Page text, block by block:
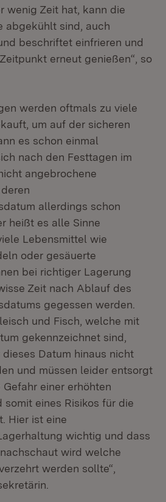
wenig Zeit hat, kann die
abgekühlt sind, auch
beschriftet einfrieren und
erneut genießen“, so
werden oftmals zu viele
um auf der sicheren
es schon einmal
nach den Festtagen im
angebrochene
allerdings schon
heißt es alle Sinne
Lebensmittel wie
oder gesäuerte
bei richtiger Lagerung
Zeit nach Ablauf des
gegessen werden.
und Fisch, welche mit
gekennzeichnet sind,
Datum hinaus nicht
und müssen leider entsorgt
einer erhöhten
eines Risikos für die
Hier ist eine
wichtig und dass
wird welche
werden sollte“,